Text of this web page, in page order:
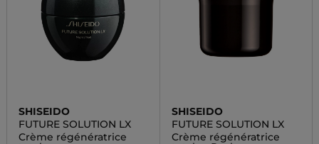
SHISEIDO
FUTURE SOLUTION LX
Crème régénératrice
SHISEIDO
FUTURE SOLUTION LX
Crème régénératrice